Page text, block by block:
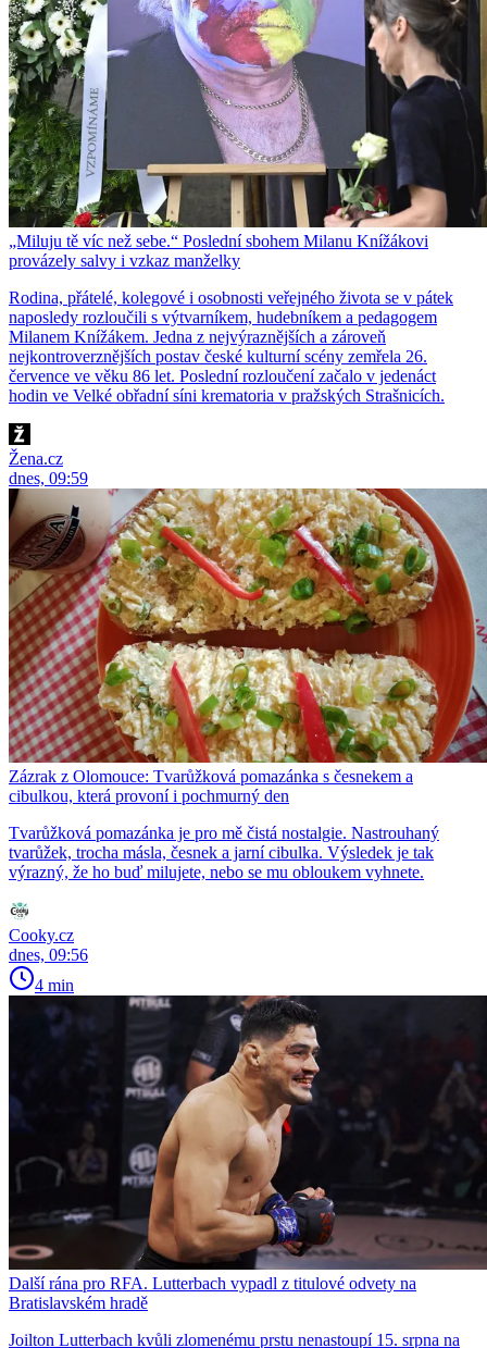
„Miluju tě víc než sebe.“ Poslední sbohem Milanu Knížákovi
provázely salvy i vzkaz manželky
Rodina, přátelé, kolegové i osobnosti veřejného života se v pátek
naposledy rozloučili s výtvarníkem, hudebníkem a pedagogem
Milanem Knížákem. Jedna z nejvýraznějších a zároveň
nejkontroverznějších postav české kulturní scény zemřela 26.
července ve věku 86 let. Poslední rozloučení začalo v jedenáct
hodin ve Velké obřadní síni krematoria v pražských Strašnicích.
Žena.cz
dnes, 09:59
Zázrak z Olomouce: Tvarůžková pomazánka s česnekem a
cibulkou, která provoní i pochmurný den
Tvarůžková pomazánka je pro mě čistá nostalgie. Nastrouhaný
tvarůžek, trocha másla, česnek a jarní cibulka. Výsledek je tak
výrazný, že ho buď milujete, nebo se mu obloukem vyhnete.
Cooky.cz
dnes, 09:56
4 min
Další rána pro RFA. Lutterbach vypadl z titulové odvety na
Bratislavském hradě
Joilton Lutterbach kvůli zlomenému prstu nenastoupí 15. srpna na